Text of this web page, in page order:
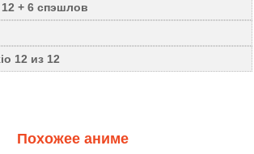
+ 6 спэшлов
12 из 12
Похожее аниме